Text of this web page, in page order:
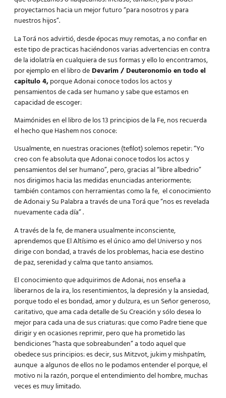
proyectarnos hacia un mejor futuro “para nosotros y para
nuestros hijos”.
La Torá nos advirtió, desde épocas muy remotas, a no confiar en
este tipo de practicas haciéndonos varias advertencias en contra
de la idolatría en cualquiera de sus formas y ello lo encontramos,
por ejemplo en el libro de Devarim / Deuteronomio en todo el
capitulo 4,porque Adonai conoce todos los actos y
pensamientos de cada ser humano y sabe que estamos en
capacidad de escoger:
Maimónides en el libro de los 13 principios de la Fe, nos recuerda
el hecho que Hashem nos conoce:
Usualmente, en nuestras oraciones (tefilot) solemos repetir: “Yo
creo con fe absoluta que Adonai conoce todos los actos y
pensamientos del ser humano”, pero, gracias al“libre albedrio”
nos dirigimos hacia las medidas enunciadas anteriormente;
también contamos con herramientas como la fe, el conocimiento
de Adonai y Su Palabra a través de una Torá que “nos es revelada
nuevamente cada día” .
A través de la fe, de manera usualmente inconsciente,
aprendemos que El Altísimo es el único amo del Universo y nos
dirige con bondad, a través de los problemas, hacia ese destino
de paz, serenidad y calma que tanto ansiamos.
El conocimiento que adquirimos de Adonai, nos enseña a
liberarnos de la ira, los resentimientos, la depresión y la ansiedad,
porque todo el es bondad, amor y dulzura, es un Señor generoso,
caritativo, que ama cada detalle de Su Creación y sólo desea lo
mejor para cada una de sus criaturas: que como Padre tiene que
dirigir y en ocasiones reprimir, pero que ha prometido las
bendiciones “hasta que sobreabunden” a todo aquel que
obedece sus principios: es decir, sus Mitzvot, jukim y mishpatím,
aunque a algunos de ellos no le podamos entender el porque, el
motivo ni la razón, porque el entendimiento del hombre, muchas
veces es muy limitado.